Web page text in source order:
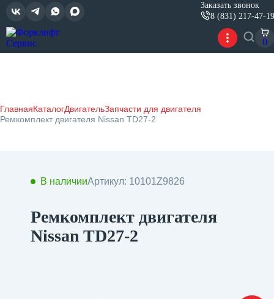
Заказать звонок
8 (831) 217-47-19
0
ГлавнаяКаталогДвигательЗапчасти для двигателя
Ремкомплект двигателя Nissan TD27-2
В наличииАртикул: 10101Z9826
Ремкомплект двигателя
Nissan TD27-2